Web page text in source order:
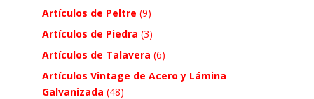
Artículos de Peltre (9)
Artículos de Piedra (3)
Artículos de Talavera (6)
Artículos Vintage de Acero y Lámina
Galvanizada (48)